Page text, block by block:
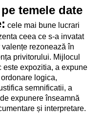
temele date
cele mai bune lucrari
ceea ce s-a invatat
valențe rezonează în
privitorului. Mijlocul
este expozitia, a expune
logica,
semnificatii, a
expunere înseamnă
și interpretare.